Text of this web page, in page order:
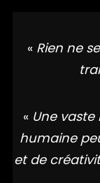
« Rien ne
« Une
humaine
et de